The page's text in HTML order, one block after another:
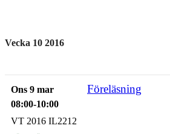
Vecka 10 2016
Ons 9 mar
08:00-10:00
Föreläsning
VT 2016 IL2212